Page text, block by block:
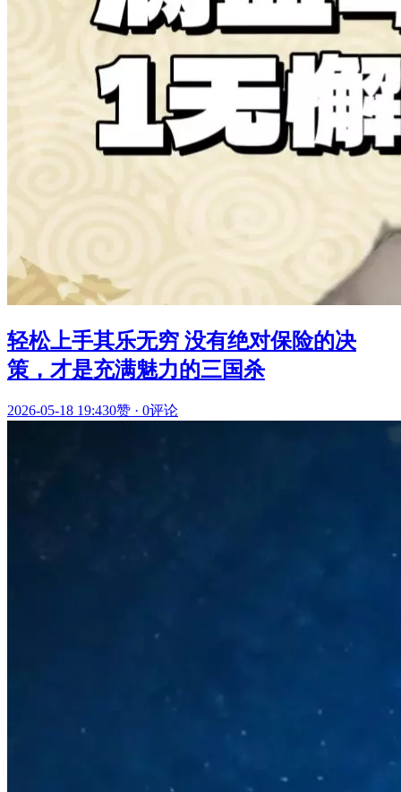
轻松上手其乐无穷 没有绝对保险的决
策，才是充满魅力的三国杀
2026-05-18 19:430赞 · 0评论